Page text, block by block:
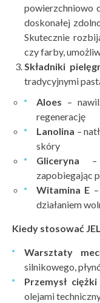
powierzchniowo
doskonałej
Skutecznie
czy farby,
Składniki
tradycyjnymi
Aloes –
regenerację
Lanolina –
skóry
Gliceryna –
zapobiegając
Witamina E
działaniem
Kiedy stosować
Warsztaty
silnikowego,
Przemysł ciężki
olejami